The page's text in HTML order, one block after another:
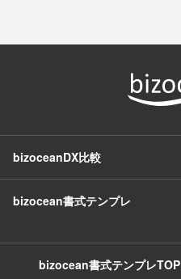
bizoceanDX比較
bizocean書式テンプレ
bizocean書式テンプレTOP